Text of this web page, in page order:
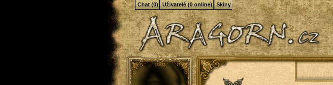
Chat (0) Uživatelé (0 online) Skiny